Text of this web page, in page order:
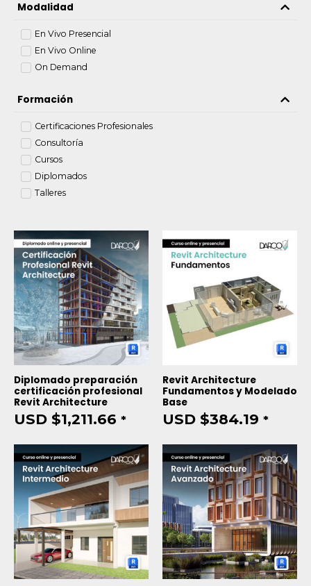
Modalidad
En Vivo Presencial
En Vivo Online
On Demand
Formación
Certificaciones Profesionales
Consultoría
Cursos
Diplomados
Talleres
Diplomado preparación
certificación profesional
Revit Architecture
USD $1,211.66 *
Revit Architecture
Fundamentos y Modelado
Base
USD $384.19 *